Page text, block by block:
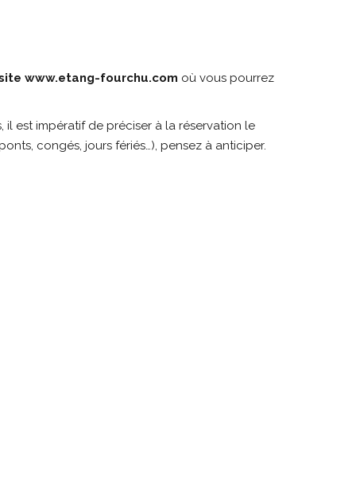
www.etang-fourchu.com où vous pourrez
est impératif de préciser à la réservation le
congés, jours fériés…), pensez à anticiper.